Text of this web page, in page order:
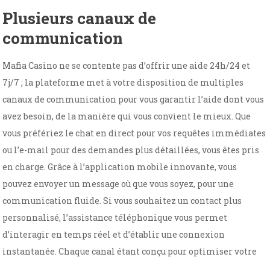
Plusieurs canaux de
communication
Mafia Casino ne se contente pas d’offrir une aide 24h/24 et
7j/7 ; la plateforme met à votre disposition de multiples
canaux de communication pour vous garantir l’aide dont vous
avez besoin, de la manière qui vous convient le mieux. Que
vous préfériez le chat en direct pour vos requêtes immédiates
ou l’e-mail pour des demandes plus détaillées, vous êtes pris
en charge. Grâce à l’application mobile innovante, vous
pouvez envoyer un message où que vous soyez, pour une
communication fluide. Si vous souhaitez un contact plus
personnalisé, l’assistance téléphonique vous permet
d’interagir en temps réel et d’établir une connexion
instantanée. Chaque canal étant conçu pour optimiser votre